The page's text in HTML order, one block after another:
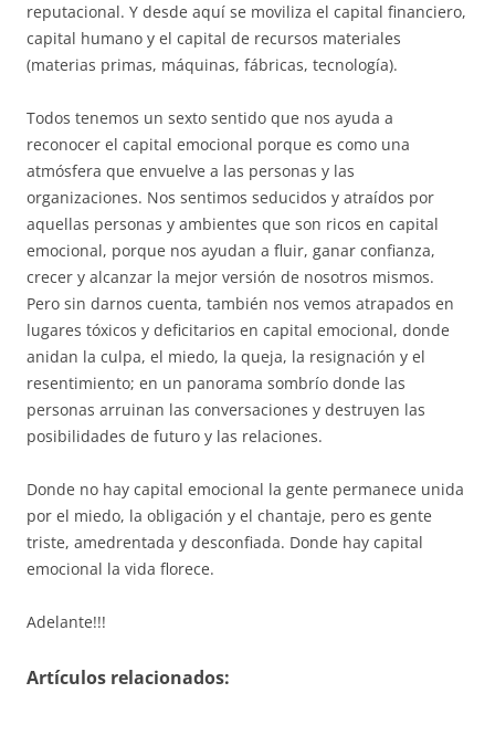
reputacional. Y desde aquí se moviliza el capital financiero,
capital humano y el capital de recursos materiales
(materias primas, máquinas, fábricas, tecnología).
Todos tenemos un sexto sentido que nos ayuda a
reconocer el capital emocional porque es como una
atmósfera que envuelve a las personas y las
organizaciones. Nos sentimos seducidos y atraídos por
aquellas personas y ambientes que son ricos en capital
emocional, porque nos ayudan a fluir, ganar confianza,
crecer y alcanzar la mejor versión de nosotros mismos.
Pero sin darnos cuenta, también nos vemos atrapados en
lugares tóxicos y deficitarios en capital emocional, donde
anidan la culpa, el miedo, la queja, la resignación y el
resentimiento; en un panorama sombrío donde las
personas arruinan las conversaciones y destruyen las
posibilidades de futuro y las relaciones.
Donde no hay capital emocional la gente permanece unida
por el miedo, la obligación y el chantaje, pero es gente
triste, amedrentada y desconfiada. Donde hay capital
emocional la vida florece.
Adelante!!!
Artículos relacionados: